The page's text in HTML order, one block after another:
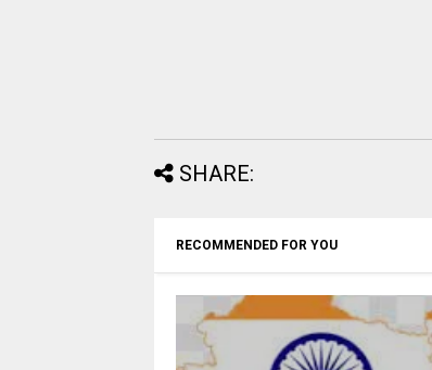
SHARE:
RECOMMENDED FOR YOU